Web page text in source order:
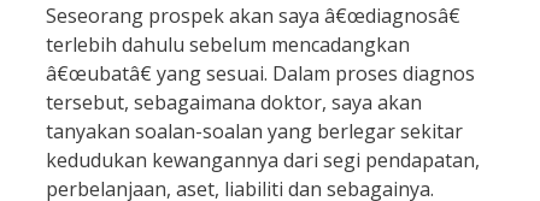
Seseorang prospek akan saya â€œdiagnosâ€
terlebih dahulu sebelum mencadangkan
â€œubatâ€ yang sesuai. Dalam proses diagnos
tersebut, sebagaimana doktor, saya akan
tanyakan soalan-soalan yang berlegar sekitar
kedudukan kewangannya dari segi pendapatan,
perbelanjaan, aset, liabiliti dan sebagainya.